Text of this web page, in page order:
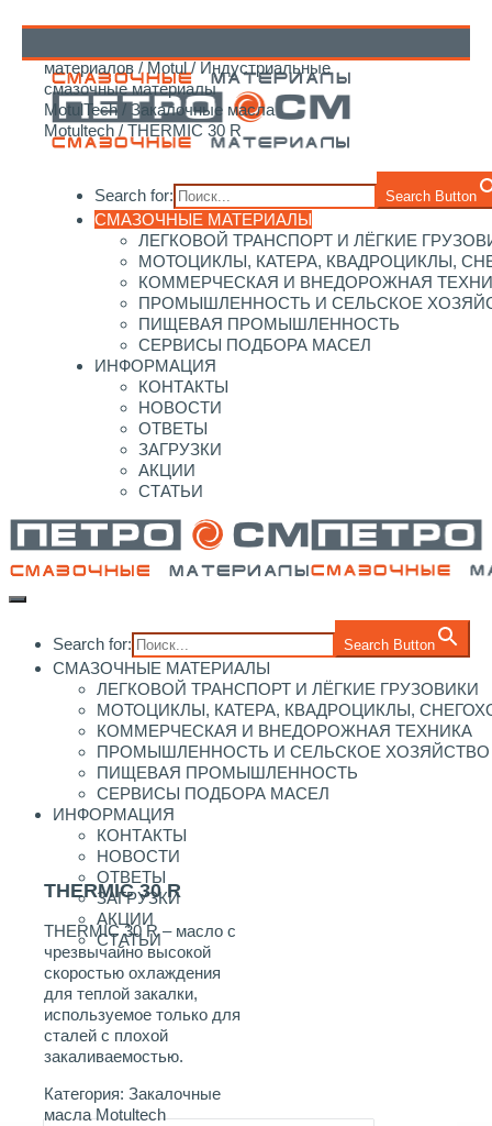
Search for: Search Button
СМАЗОЧНЫЕ МАТЕРИАЛЫ
ЛЕГКОВОЙ ТРАНСПОРТ И ЛЁГКИЕ
МОТОЦИКЛЫ, КАТЕРА, КВАДРОЦИКЛЫ,
КОММЕРЧЕСКАЯ И ВНЕДОРОЖНАЯ
ПРОМЫШЛЕННОСТЬ И СЕЛЬСКОЕ
ПИЩЕВАЯ ПРОМЫШЛЕННОСТЬ
СЕРВИСЫ ПОДБОРА МАСЕЛ
ИНФОРМАЦИЯ
КОНТАКТЫ
НОВОСТИ
ОТВЕТЫ
ЗАГРУЗКИ
АКЦИИ
СТАТЬИ
Search for: Search Button
СМАЗОЧНЫЕ МАТЕРИАЛЫ
ЛЕГКОВОЙ ТРАНСПОРТ И ЛЁГКИЕ ГРУЗОВИКИ
МОТОЦИКЛЫ, КАТЕРА, КВАДРОЦИКЛЫ,
КОММЕРЧЕСКАЯ И ВНЕДОРОЖНАЯ ТЕХНИКА
ПРОМЫШЛЕННОСТЬ И СЕЛЬСКОЕ ХОЗЯЙСТВО
ПИЩЕВАЯ ПРОМЫШЛЕННОСТЬ
СЕРВИСЫ ПОДБОРА МАСЕЛ
ИНФОРМАЦИЯ
КОНТАКТЫ
НОВОСТИ
ОТВЕТЫ
ЗАГРУЗКИ
АКЦИИ
СТАТЬИ
материалов/Motul/ Индустриальные
смазочные материалы
MotulTech/ Закалочные масла
Motultech/ THERMIC 30 R
THERMIC 30 R
THERMIC 30 R – масло с
чрезвычайно высокой
скоростью охлаждения
для теплой закалки,
используемое только для
сталей с плохой
закаливаемостью.
Категория: Закалочные
масла Motultech